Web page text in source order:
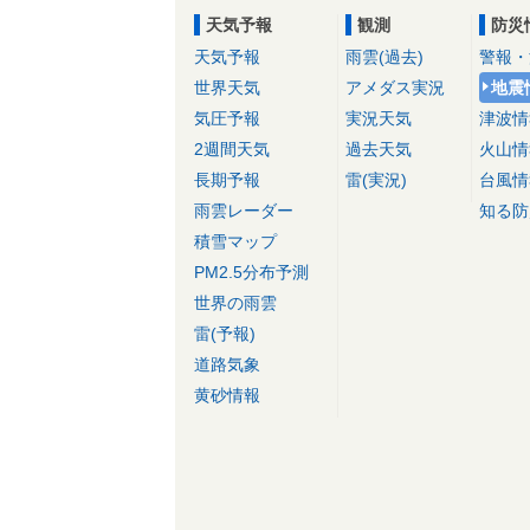
天気予報
天気予報
世界天気
気圧予報
2週間天気
長期予報
雨雲レーダー
積雪マップ
PM2.5分布予測
世界の雨雲
雷(予報)
道路気象
黄砂情報
観測
雨雲(過去)
アメダス実況
実況天気
過去天気
雷(実況)
防災
警報
地震
津波
火山
台風
知る